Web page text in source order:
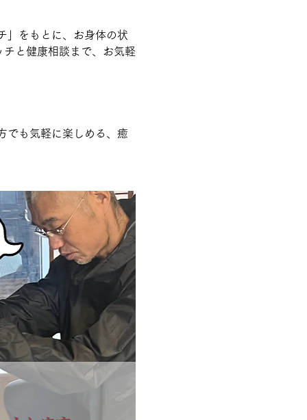
」をもとに、お身体の状
と健康相談まで、お気軽
でも気軽に楽しめる、癒